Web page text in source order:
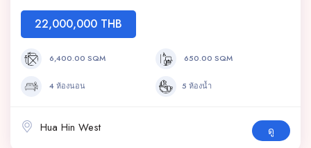
22,000,000 THB
6,400.00 SQM 650.00 SQM
4 ห้องนอน 5 ห้องน้ำ
Hua Hin West ดู